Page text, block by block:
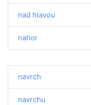
nad hlavou
nahor
navrch
navrchu